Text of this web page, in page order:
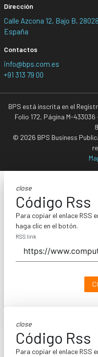
Dirección
Calle Azcona 12, Bajo B,
España
Contactos
info@bps.com.es
+91 313 79 00
BPS está inscrita en el
Folio 172, Página M-
© 2026 BPS Business
close
Código Rss
Para copiar el enlace RSS
haga clic en el botón.
RSS link
close
Código Rss
Para copiar el enlace RSS